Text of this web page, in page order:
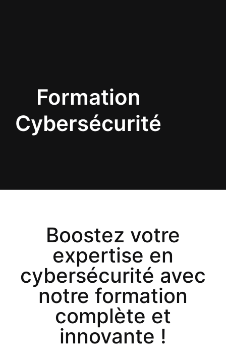
Formation
Cybersécurité
Boostez votre
expertise en
cybersécurité avec
notre formation
complète et
innovante !